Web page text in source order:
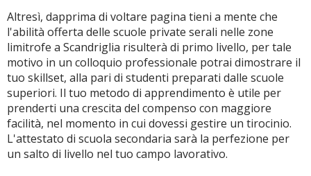
Altresì, dapprima di voltare pagina tieni a mente che
l'abilità offerta delle scuole private serali nelle zone
limitrofe a Scandriglia risulterà di primo livello, per tale
motivo in un colloquio professionale potrai dimostrare il
tuo skillset, alla pari di studenti preparati dalle scuole
superiori. Il tuo metodo di apprendimento è utile per
prenderti una crescita del compenso con maggiore
facilità, nel momento in cui dovessi gestire un tirocinio.
L'attestato di scuola secondaria sarà la perfezione per
un salto di livello nel tuo campo lavorativo.